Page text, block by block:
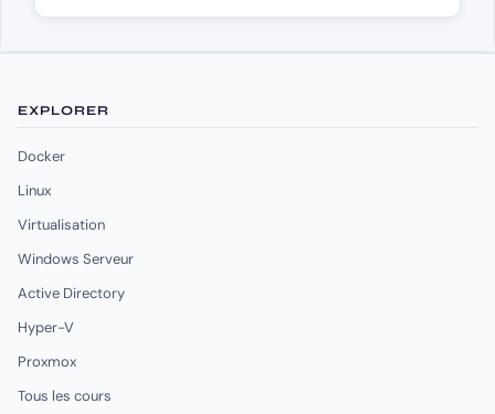
EXPLORER
Docker
Linux
Virtualisation
Windows Serveur
Active Directory
Hyper-V
Proxmox
Tous les cours